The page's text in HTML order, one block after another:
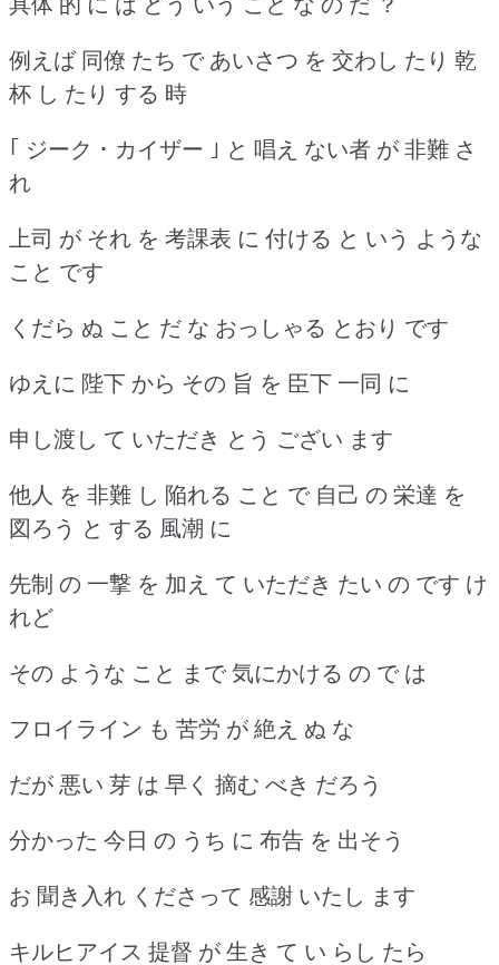
例えば 同僚 たち で あいさつ を 交わし たり 乾
杯 し たり する 時
｢ ジーク ･ カイザー ｣ と 唱え ない者 が 非難 さ
れ
上司 が それ を 考課表 に 付ける と いう ような
こと です
くだら ぬ こと だ な おっしゃる とおり です
ゆえに 陛下 から その 旨 を 臣下 一同 に
申し渡し て いただき とう ござい ます
他人 を 非難 し 陥れる こと で 自己 の 栄達 を
図ろう と する 風潮 に
先制 の 一撃 を 加え て いただき たい の です け
れど
その ような こと まで 気にかける の で は
フロイライン も 苦労 が 絶え ぬ な
だが 悪い 芽 は 早く 摘む べき だろう
分かった 今日 の うち に 布告 を 出そう
お 聞き入れ くださって 感謝 いたし ます
キルヒアイス 提督 が 生き て い らし たら